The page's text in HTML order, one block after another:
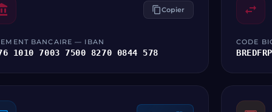
content_copyCopier
BANCAIRE — IBAN
1010 7003 7500 8270 0844 578
swap_horiz
CODE